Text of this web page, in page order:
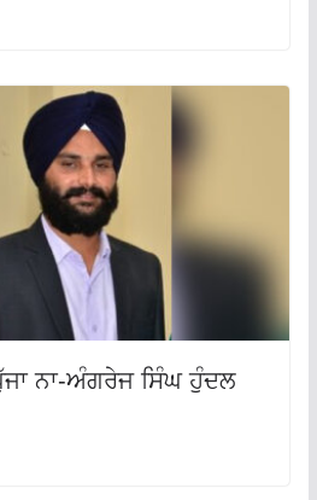
ਨਾ-ਅੰਗਰੇਜ ਸਿੰਘ ਹੁੰਦਲ